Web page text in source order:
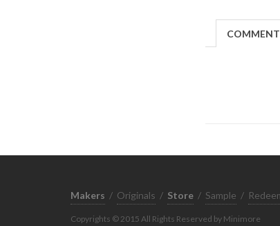
Makers / Originals / Store / Sample /
Copyrights © 2015 All Rights Reserved by Minimore